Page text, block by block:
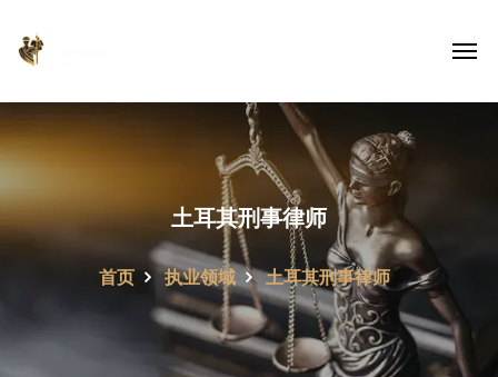
土耳其刑事律师
首页 执业领域 土耳其刑事律师